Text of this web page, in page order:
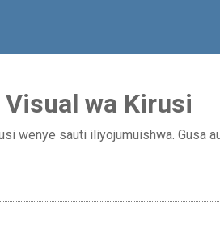
wa Kirusi
wenye sauti iliyojumuishwa. Gusa